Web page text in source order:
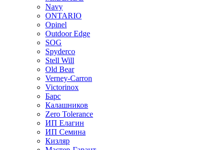
Navy
ONTARIO
Opinel
Outdoor Edge
SOG
Spyderco
Stell Will
Old Bear
Verney-Carron
Victorinox
Барс
Калашников
Zero Tolerance
ИП Елагин
ИП Семина
Кизляр